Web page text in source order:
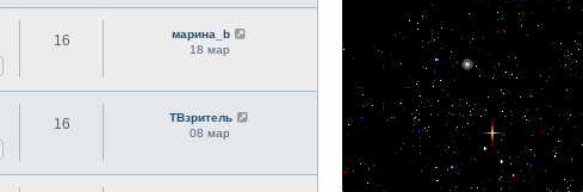
16
марина_b
18 мар
16
ТВзритель
08 мар